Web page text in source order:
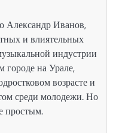
Александр Иванов,
и влиятельных
индустрии
городе на Урале,
возрасте и
среди молодежи. Но
простым.